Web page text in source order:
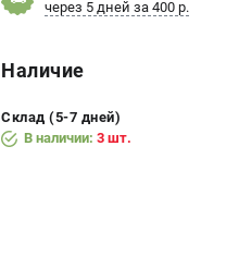
через 5 дней за 400 р.
Наличие
Склад (5-7 дней)
В наличии: 3 шт.